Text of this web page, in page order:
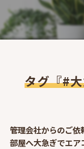
タグ『#
管理会社からのご
部屋へ大急ぎでエア